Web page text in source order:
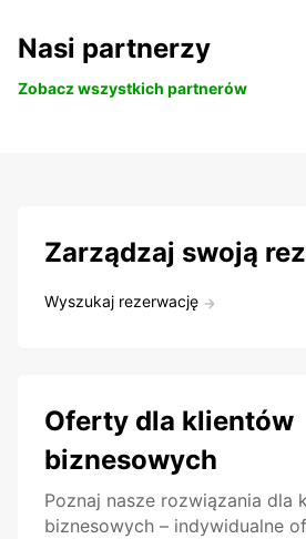
Nasi partnerzy
Zobacz wszystkich partnerów
Zarządzaj swoją
Wyszukaj rezerwację
Oferty dla klientów
biznesowych
Poznaj nasze rozwiązania dla
biznesowych – indywidualne